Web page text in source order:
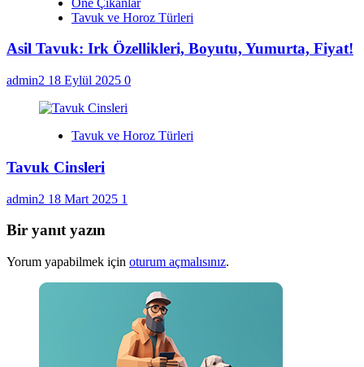
Tavuk ve Horoz Türleri
Asil Tavuk: Irk Özellikleri, Boyutu, Yumurta, Fiyat!
admin2 18 Eylül 2025 0
Tavuk ve Horoz Türleri
Tavuk Cinsleri
admin2 18 Mart 2025 1
Bir yanıt yazın
Yorum yapabilmek için oturum açmalısınız.